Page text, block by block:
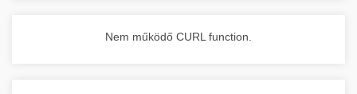
Nem működő CURL function.